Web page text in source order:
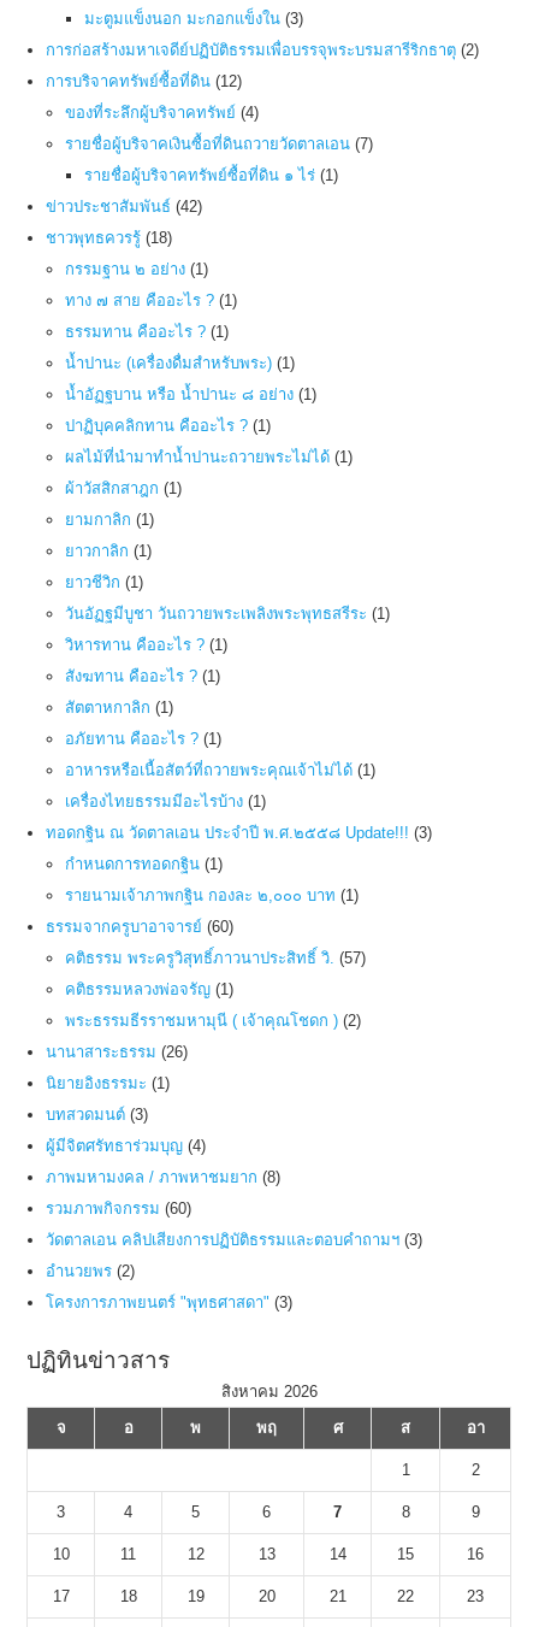
มะตูมแข็งนอก มะกอกแข็งใน (3)
การก่อสร้างมหาเจดีย์ปฏิบัติธรรมเพื่อบรรจุพระบรมสารีริกธาตุ (2)
การบริจาคทรัพย์ซื้อที่ดิน (12)
ของที่ระลึกผู้บริจาคทรัพย์ (4)
รายชื่อผู้บริจาคเงินซื้อที่ดินถวายวัดตาลเอน (7)
รายชื่อผู้บริจาคทรัพย์ซื้อที่ดิน ๑ ไร่ (1)
ข่าวประชาสัมพันธ์ (42)
ชาวพุทธควรรู้ (18)
กรรมฐาน ๒ อย่าง (1)
ทาง ๗ สาย คืออะไร ? (1)
ธรรมทาน คืออะไร ? (1)
น้ำปานะ (เครื่องดื่มสำหรับพระ) (1)
น้ำอัฏฐบาน หรือ น้ำปานะ ๘ อย่าง (1)
ปาฏิบุคคลิกทาน คืออะไร ? (1)
ผลไม้ที่นำมาทำน้ำปานะถวายพระไม่ได้ (1)
ผ้าวัสสิกสาฎก (1)
ยามกาลิก (1)
ยาวกาลิก (1)
ยาวชีวิก (1)
วันอัฏฐมีบูชา วันถวายพระเพลิงพระพุทธสรีระ (1)
วิหารทาน คืออะไร ? (1)
สังฆทาน คืออะไร ? (1)
สัตตาหกาลิก (1)
อภัยทาน คืออะไร ? (1)
อาหารหรือเนื้อสัตว์ที่ถวายพระคุณเจ้าไม่ได้ (1)
เครื่องไทยธรรมมีอะไรบ้าง (1)
ทอดกฐิน ณ วัดตาลเอน ประจำปี พ.ศ.๒๕๕๘ Update!!! (3)
กำหนดการทอดกฐิน (1)
รายนามเจ้าภาพกฐิน กองละ ๒,๐๐๐ บาท (1)
ธรรมจากครูบาอาจารย์ (60)
คติธรรม พระครูวิสุทธิ์ภาวนาประสิทธิ์ วิ. (57)
คติธรรมหลวงพ่อจรัญ (1)
พระธรรมธีรราชมหามุนี ( เจ้าคุณโชดก ) (2)
นานาสาระธรรม (26)
นิยายอิงธรรมะ (1)
บทสวดมนต์ (3)
ผู้มีจิตศรัทธาร่วมบุญ (4)
ภาพมหามงคล / ภาพหาชมยาก (8)
รวมภาพกิจกรรม (60)
วัดตาลเอน คลิปเสียงการปฏิบัติธรรมและตอบคำถามฯ (3)
อำนวยพร (2)
โครงการภาพยนตร์ "พุทธศาสดา" (3)
ปฏิทินข่าวสาร
สิงหาคม 2026
จ
อ พ พฤ ศ ส อา
1 2
3 4 5 6 7 8 9
10 11 12 13 14 15 16
17 18 19 20 21 22 23